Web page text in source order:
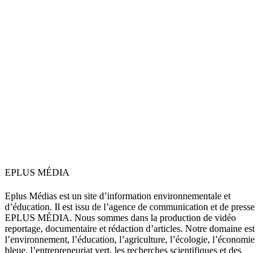
EPLUS MÉDIA
Eplus Médias est un site d’information environnementale et
d’éducation. Il est issu de l’agence de communication et de presse
EPLUS MÉDIA. Nous sommes dans la production de vidéo
reportage, documentaire et rédaction d’articles. Notre domaine est
l’environnement, l’éducation, l’agriculture, l’écologie, l’économie
bleue, l’entrepreneuriat vert, les recherches scientifiques et des